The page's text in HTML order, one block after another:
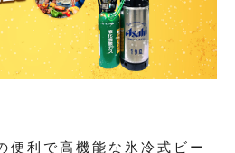
便利で高機能な氷冷式ビー